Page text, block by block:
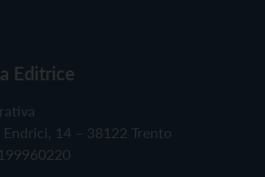
Editrice
14 – 38122 Trento